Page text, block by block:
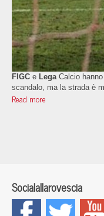
FIGC e LegaCalcio
scandalo, ma la strada è
Read more
Socialallarovescia